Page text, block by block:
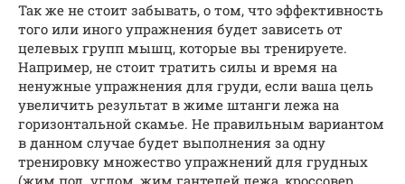
Так же не стоит забывать, о том, что эффективность
того или иного упражнения будет зависеть от
целевых групп мышц, которые вы тренируете.
Например, не стоит тратить силы и время на
ненужные упражнения для груди, если ваша цель
увеличить результат в жиме штанги лежа на
горизонтальной скамье. Не правильным вариантом
в данном случае будет выполнения за одну
тренировку множество упражнений для грудных